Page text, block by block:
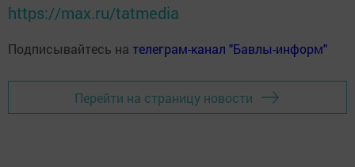
https://max.ru/tatmedia
Подписывайтесь на телеграм-канал "Бавлы-информ"
Перейти на страницу новости